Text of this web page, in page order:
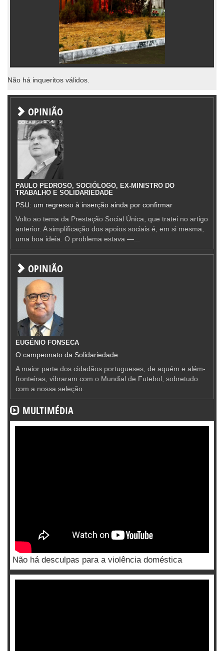
Não há inqueritos válidos.
OPINIÃO
PAULO PEDROSO, SOCIÓLOGO, EX-MINISTRO DO
TRABALHO E SOLIDARIEDADE
PSU: um regresso à inserção ainda por confirmar
Volto ao tema da Prestação Social Única, que tratei no artigo
anterior. A simplificação dos apoios sociais é, em si mesma,
uma boa ideia. O problema estava —...
OPINIÃO
EUGÉNIO FONSECA
O campeonato da Solidariedade
A maior parte dos cidadãos portugueses, de aquém e além-
fronteiras, vibraram com o Mundial de Futebol, sobretudo
com a nossa seleção.
MULTIMÉDIA
Não há desculpas para a violência doméstica